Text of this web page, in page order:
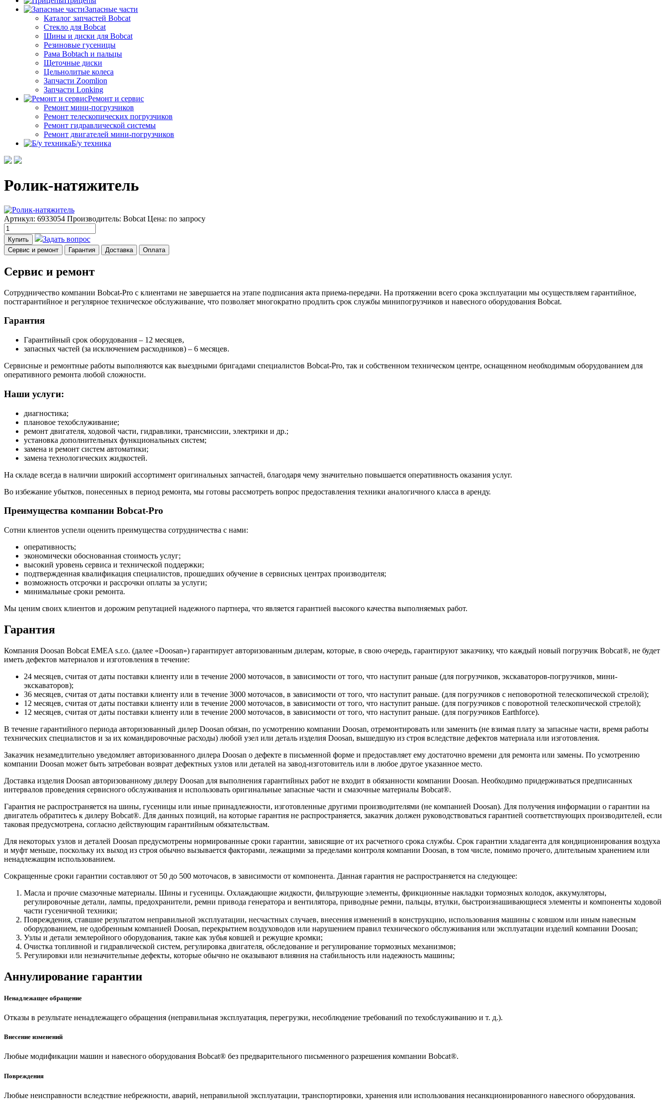
Запасные части
Каталог запчастей Bobcat
Стекло для Bobcat
Шины и диски для Bobcat
Резиновые гусеницы
Рама Bobtach и пальцы
Щеточные диски
Цельнолитые колеса
Запчасти Zoomlion
Запчасти Lonking
Ремонт и сервис
Ремонт мини-погрузчиков
Ремонт телескопических погрузчиков
Ремонт гидравлической системы
Ремонт двигателей мини-погрузчиков
Б/у техника
Ролик-натяжитель
Артикул: 6933054 Производитель: Bobcat Цена: по запросу
Купить Задать вопрос
Сервис и ремонт Гарантия Доставка Оплата
Сервис и ремонт
Сотрудничество компании Bobcat-Pro с клиентами не завершается на этапе подписания акта приема-передачи. На протяжении всего срока эксплуатации мы осуществляем гарантийное,
постгарантийное и регулярное техническое обслуживание, что позволяет многократно продлить срок службы минипогрузчиков и навесного оборудования Bobcat.
Гарантия
Гарантийный срок оборудования – 12 месяцев,
запасных частей (за исключением расходников) – 6 месяцев.
Сервисные и ремонтные работы выполняются как выездными бригадами специалистов Bobcat-Pro, так и собственном техническом центре, оснащенном необходимым оборудованием для
оперативного ремонта любой сложности.
Наши услуги:
диагностика;
плановое техобслуживание;
ремонт двигателя, ходовой части, гидравлики, трансмиссии, электрики и др.;
установка дополнительных функциональных систем;
замена и ремонт систем автоматики;
замена технологических жидкостей.
На складе всегда в наличии широкий ассортимент оригинальных запчастей, благодаря чему значительно повышается оперативность оказания услуг.
Во избежание убытков, понесенных в период ремонта, мы готовы рассмотреть вопрос предоставления техники аналогичного класса в аренду.
Преимущества компании Bobcat-Pro
Сотни клиентов успели оценить преимущества сотрудничества с нами:
оперативность;
экономически обоснованная стоимость услуг;
высокий уровень сервиса и технической поддержки;
подтвержденная квалификация специалистов, прошедших обучение в сервисных центрах производителя;
возможность отсрочки и рассрочки оплаты за услуги;
минимальные сроки ремонта.
Мы ценим своих клиентов и дорожим репутацией надежного партнера, что является гарантией высокого качества выполняемых работ.
Гарантия
Компания Doosan Bobcat EMEA s.r.o. (далее «Doosan») гарантирует авторизованным дилерам, которые, в свою очередь, гарантируют заказчику, что каждый новый погрузчик Bobcat®, не будет
иметь дефектов материалов и изготовления в течение:
24 месяцев, считая от даты поставки клиенту или в течение 2000 моточасов, в зависимости от того, что наступит раньше (для погрузчиков, экскаваторов-погрузчиков, мини-
экскаваторов);
36 месяцев, считая от даты поставки клиенту или в течение 3000 моточасов, в зависимости от того, что наступит раньше. (для погрузчиков с неповоротной телескопической стрелой);
12 месяцев, считая от даты поставки клиенту или в течение 2000 моточасов, в зависимости от того, что наступит раньше. (для погрузчиков с поворотной телескопической стрелой);
12 месяцев, считая от даты поставки клиенту или в течение 2000 моточасов, в зависимости от того, что наступит раньше. (для погрузчиков Earthforce).
В течение гарантийного периода авторизованный дилер Doosan обязан, по усмотрению компании Doosan, отремонтировать или заменить (не взимая плату за запасные части, время работы
технических специалистов и за их командировочные расходы) любой узел или деталь изделия Doosan, вышедшую из строя вследствие дефектов материала или изготовления.
Заказчик незамедлительно уведомляет авторизованного дилера Doosan о дефекте в письменной форме и предоставляет ему достаточно времени для ремонта или замены. По усмотрению
компании Doosan может быть затребован возврат дефектных узлов или деталей на завод-изготовитель или в любое другое указанное место.
Доставка изделия Doosan авторизованному дилеру Doosan для выполнения гарантийных работ не входит в обязанности компании Doosan. Необходимо придерживаться предписанных
интервалов проведения сервисного обслуживания и использовать оригинальные запасные части и смазочные материалы Bobcat®.
Гарантия не распространяется на шины, гусеницы или иные принадлежности, изготовленные другими производителями (не компанией Doosan). Для получения информации о гарантии на
двигатель обратитесь к дилеру Bobcat®. Для данных позиций, на которые гарантия не распространяется, заказчик должен руководствоваться гарантией соответствующих производителей, если
таковая предусмотрена, согласно действующим гарантийным обязательствам.
Для некоторых узлов и деталей Doosan предусмотрены нормированные сроки гарантии, зависящие от их расчетного срока службы. Срок гарантии хладагента для кондиционирования воздуха
и муфт меньше, поскольку их выход из строя обычно вызывается факторами, лежащими за пределами контроля компании Doosan, в том числе, помимо прочего, длительным хранением или
ненадлежащим использованием.
Сокращенные сроки гарантии составляют от 50 до 500 моточасов, в зависимости от компонента. Данная гарантия не распространяется на следующее:
Масла и прочие смазочные материалы. Шины и гусеницы. Охлаждающие жидкости, фильтрующие элементы, фрикционные накладки тормозных колодок, аккумуляторы,
регулировочные детали, лампы, предохранители, ремни привода генератора и вентилятора, приводные ремни, пальцы, втулки, быстроизнашивающиеся элементы и компоненты ходовой
части гусеничной техники;
Повреждения, ставшие результатом неправильной эксплуатации, несчастных случаев, внесения изменений в конструкцию, использования машины с ковшом или иным навесным
оборудованием, не одобренным компанией Doosan, перекрытием воздуховодов или нарушением правил технического обслуживания или эксплуатации изделий компании Doosan;
Узлы и детали землеройного оборудования, такие как зубья ковшей и режущие кромки;
Очистка топливной и гидравлической систем, регулировка двигателя, обследование и регулирование тормозных механизмов;
Регулировки или незначительные дефекты, которые обычно не оказывают влияния на стабильность или надежность машины;
Аннулирование гарантии
Ненадлежащее обращение
Отказы в результате ненадлежащего обращения (неправильная эксплуатация, перегрузки, несоблюдение требований по техобслуживанию и т. д.).
Внесение изменений
Любые модификации машин и навесного оборудования Bobcat® без предварительного письменного разрешения компании Bobcat®.
Повреждения
Любые неисправности вследствие небрежности, аварий, неправильной эксплуатации, транспортировки, хранения или использования несанкционированного навесного оборудования.